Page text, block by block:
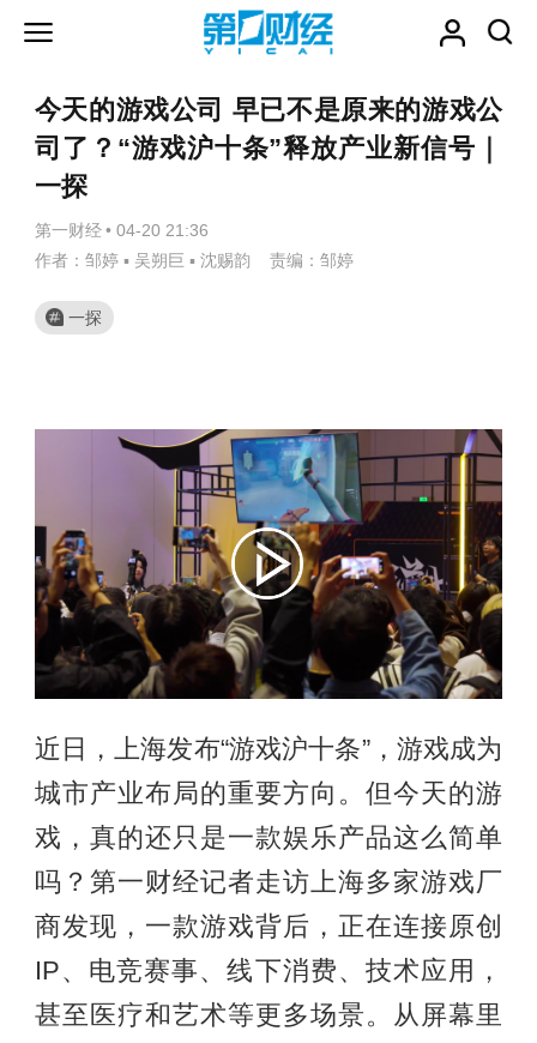
今天的游戏公司 早已不是原来的游戏公
司了？“游戏沪十条”释放产业新信号｜
一探
第一财经 • 04-20 21:36
作者：邹婷 ▪ 吴朔巨 ▪ 沈赐韵 责编：邹婷
一探
近日，上海发布“游戏沪十条”，游戏成为
城市产业布局的重要方向。但今天的游
戏，真的还只是一款娱乐产品这么简单
吗？第一财经记者走访上海多家游戏厂
商发现，一款游戏背后，正在连接原创
IP、电竞赛事、线下消费、技术应用，
甚至医疗和艺术等更多场景。从屏幕里